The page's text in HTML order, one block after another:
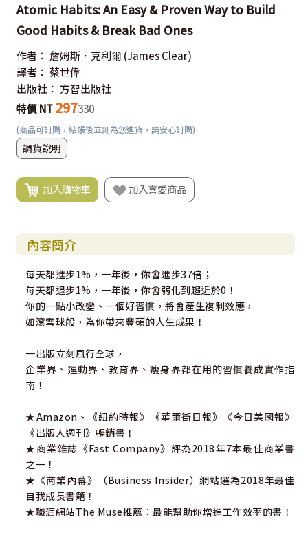
Atomic Habits: An Easy & Proven Way to Build
Good Habits & Break Bad Ones
作者： 詹姆斯．克利爾 (James Clear)
譯者： 蔡世偉
出版社： 方智出版社
特價 NT 297330
(商品可訂購，結帳後立刻為您進貨，請安心訂購)
調貨說明
加入購物車 加入喜愛商品
內容簡介
每天都進步1%，一年後，你會進步37倍；
每天都退步1%，一年後，你會弱化到趨近於0！
你的一點小改變、一個好習慣，將會產生複利效應，
如滾雪球般，為你帶來豐碩的人生成果！
一出版立刻風行全球，
企業界、運動界、教育界、瘦身界都在用的習慣養成實作指
南！
★Amazon、《紐約時報》《華爾街日報》《今日美國報》
《出版人週刊》暢銷書！
★商業雜誌《Fast Company》評為2018年7本最佳商業書
之一！
★《商業內幕》（Business Insider）網站選為2018年最佳
自我成長書籍！
★職涯網站The Muse推薦：最能幫助你增進工作效率的書！